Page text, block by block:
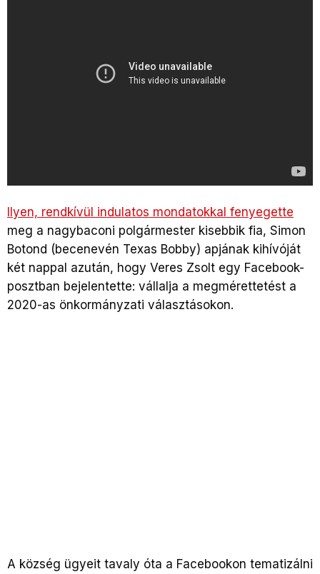
Ilyen, rendkívül indulatos mondatokkal fenyegette
meg a nagybaconi polgármester kisebbik fia, Simon
Botond (becenevén Texas Bobby) apjának kihívóját
két nappal azután, hogy Veres Zsolt egy Facebook-
posztban bejelentette: vállalja a megmérettetést a
2020-as önkormányzati választásokon.
A község ügyeit tavaly óta a Facebookon tematizálni